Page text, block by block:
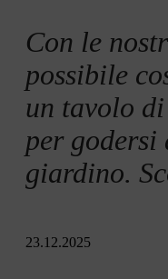
Con le
possibile
un tavolo
per
giardino.
23.12.2025